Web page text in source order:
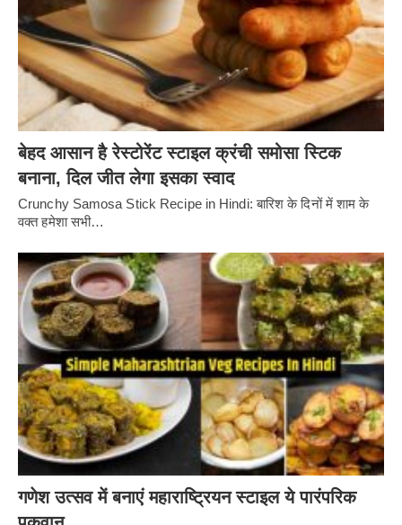
बेहद आसान है रेस्टोरेंट स्टाइल क्रंची समोसा स्टिक
बनाना, दिल जीत लेगा इसका स्वाद
Crunchy Samosa Stick Recipe in Hindi: बारिश के दिनों में शाम के
वक्त हमेशा सभी…
गणेश उत्सव में बनाएं महाराष्ट्रियन स्टाइल ये पारंपरिक